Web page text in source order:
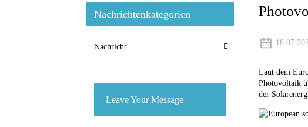
Nachrichtenkategorien
Nachricht
Leave Your Message
Laut dem
Photovoltaik
der